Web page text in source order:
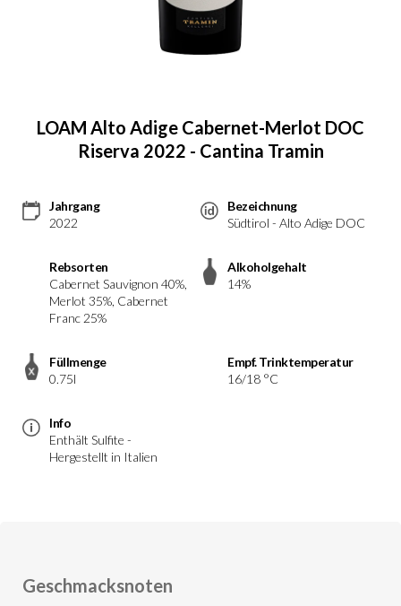
LOAM Alto Adige Cabernet-Merlot DOC
Riserva 2022 - Cantina Tramin
Jahrgang
2022
Bezeichnung
Südtirol - Alto Adige DOC
Rebsorten
Cabernet Sauvignon 40%,
Merlot 35%, Cabernet
Franc 25%
Alkoholgehalt
14%
Füllmenge
0.75l
Empf. Trinktemperatur
16/18 °C
Info
Enthält Sulfite -
Hergestellt in Italien
Geschmacksnoten